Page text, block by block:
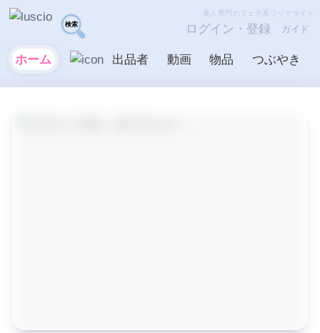
ホーム 出品者 動画 物品 つぶやき
素人専門のフェチ系フリマサイト
ログイン・登録 ガイド